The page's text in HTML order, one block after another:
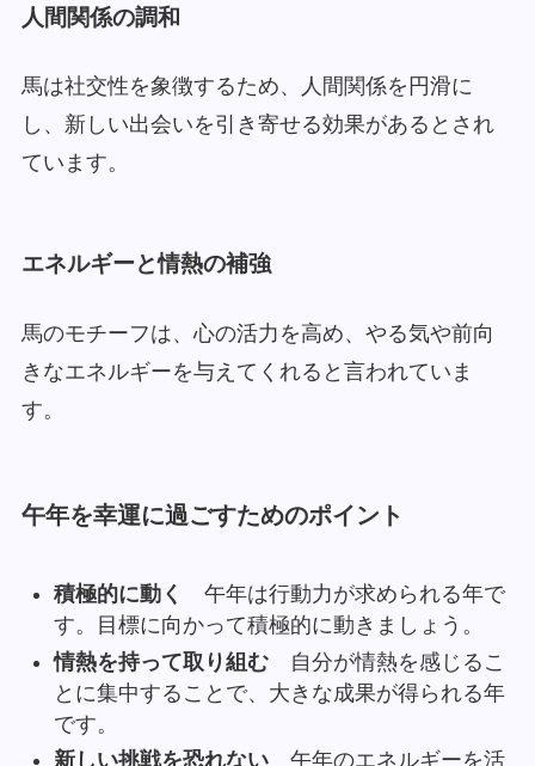
人間関係の調和
馬は社交性を象徴するため、人間関係を円滑に
し、新しい出会いを引き寄せる効果があるとされ
ています。
エネルギーと情熱の補強
馬のモチーフは、心の活力を高め、やる気や前向
きなエネルギーを与えてくれると言われていま
す。
午年を幸運に過ごすためのポイント
積極的に動く
午年は行動力が求められる年で
す。目標に向かって積極的に動きましょう。
情熱を持って取り組む自分が情熱を感じるこ
とに集中することで、大きな成果が得られる年
です。
新しい挑戦を恐れない午年のエネルギーを活